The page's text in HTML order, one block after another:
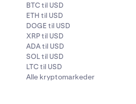
BTC til USD
ETH til USD
DOGE til USD
XRP til USD
ADA til USD
SOL til USD
LTC til USD
Alle kryptomarkeder